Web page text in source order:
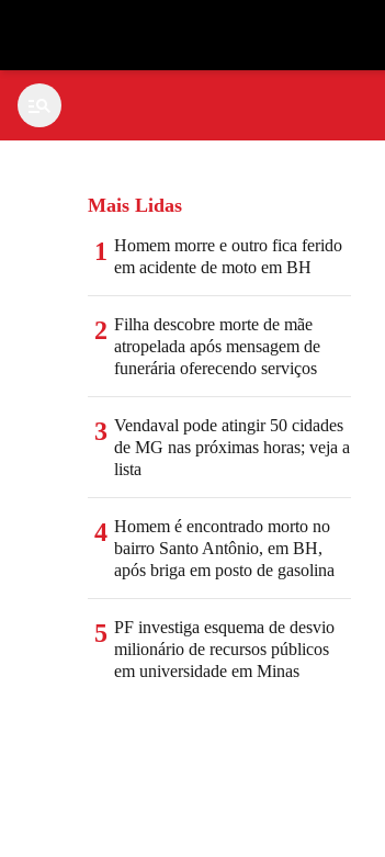
Mais Lidas
1 Homem morre e outro fica ferido
em acidente de moto em BH
2 Filha descobre morte de mãe
atropelada após mensagem de
funerária oferecendo serviços
3 Vendaval pode atingir 50 cidades
de MG nas próximas horas; veja a
lista
4 Homem é encontrado morto no
bairro Santo Antônio, em BH,
após briga em posto de gasolina
5 PF investiga esquema de desvio
milionário de recursos públicos
em universidade em Minas